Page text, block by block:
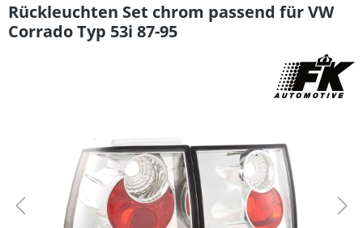
Rückleuchten Set chrom passend für VW
Corrado Typ 53i 87-95